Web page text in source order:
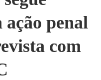
ação penal
com